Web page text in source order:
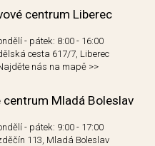
centrum Liberec
- pátek: 8:00 - 16:00
cesta 617/7, Liberec
nás na mapě >>
centrum Mladá Boleslav
- pátek: 9:00 - 17:00
113, Mladá Boleslav